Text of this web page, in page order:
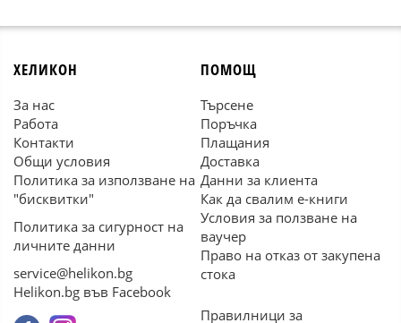
ХЕЛИКОН
За нас
Работа
Контакти
Общи условия
Политика за използване на
"бисквитки"
Политика за сигурност на
личните данни
service@helikon.bg
Helikon.bg във Facebook
ПОМОЩ
Търсене
Поръчка
Плащания
Доставка
Данни за клиента
Как да свалим е-книги
Условия за ползване на
ваучер
Право на отказ от закупена
стока
Правилници за